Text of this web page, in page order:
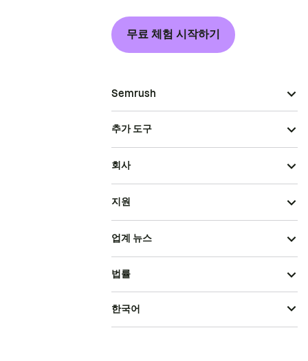
무료 체험 시작하기
Semrush
추가 도구
회사
지원
업계 뉴스
법률
한국어